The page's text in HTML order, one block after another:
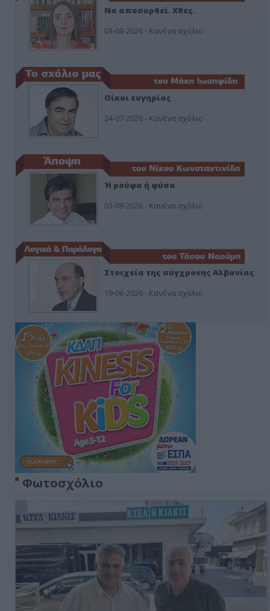
Να αποσυρθεί. Χθες.
03-08-2026 - Κανένα σχόλιο
Οίκοι ευγηρίας
24-07-2026 - Κανένα σχόλιο
Ή ρούφα ή φύσα
03-08-2026 - Κανένα σχόλιο
Στοιχεία της σύγχρονης Αλβανίας
19-06-2026 - Κανένα σχόλιο
Φωτοσχόλιο